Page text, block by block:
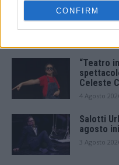
CONFIRM
Berici in
Italy,
5 Agosto
“Teatro
Celeste
4 Agosto
Salotti
agosto
3 Agosto